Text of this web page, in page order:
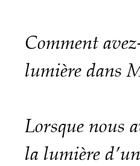
Comment
lumière dans
Lorsque nous
la lumière